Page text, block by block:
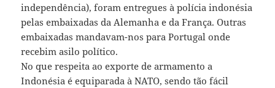
independência), foram entregues à polícia indonésia
pelas embaixadas da Alemanha e da França. Outras
embaixadas mandavam-nos para Portugal onde
recebim asilo político.
No que respeita ao exporte de armamento a
Indonésia é equiparada à NATO, sendo tão fácil